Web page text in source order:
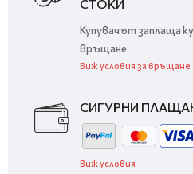
СТОКИ
Купувачът заплаща
връщане
Виж условия за връщане
СИГУРНИ
Виж условия